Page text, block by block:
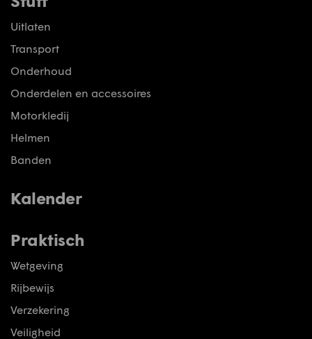
Uitlaten
Transport
Onderhoud
Onderdelen en accessoires
Motorkledij
Helmen
Banden
Kalender
Praktisch
Wetgeving
Rijbewijs
Verzekering
Veiligheid